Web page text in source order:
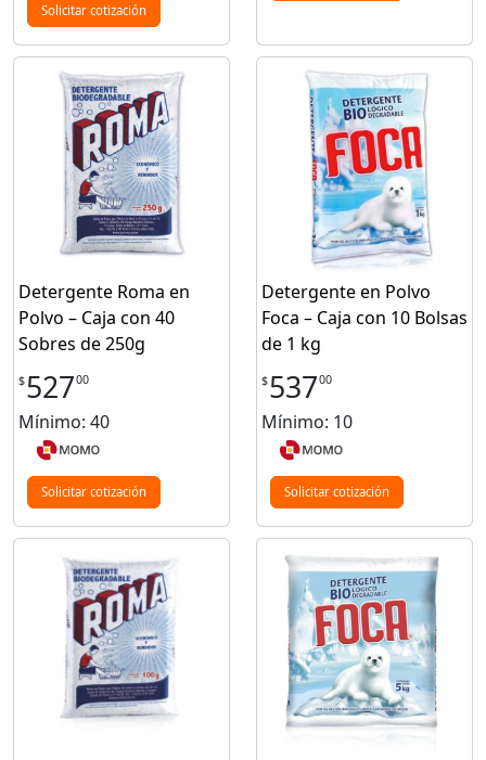
Solicitar cotización
Detergente Roma en
Polvo – Caja con 40
Sobres de 250g
$52700
Mínimo: 40
Solicitar cotización
Detergente en Polvo
Foca – Caja con 10 Bolsas
de 1 kg
$53700
Mínimo: 10
Solicitar cotización